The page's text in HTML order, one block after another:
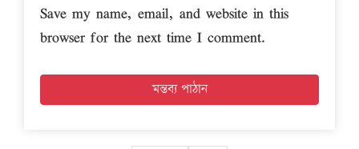
Save my name, email, and website in this
browser for the next time I comment.